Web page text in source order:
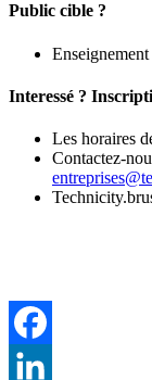
Public cible ?
Interessé ?
Les horaires
Contactez-